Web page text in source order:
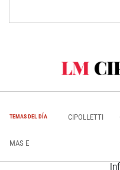
TEMAS DEL DÍA CIPOLLETTI
MAS E